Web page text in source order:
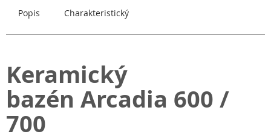
Popis Charakteristický
Keramický
bazén Arcadia 600 /
700